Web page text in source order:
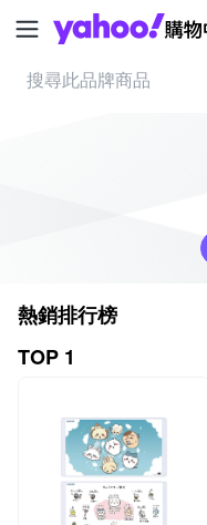
熱銷排行榜
TOP 1